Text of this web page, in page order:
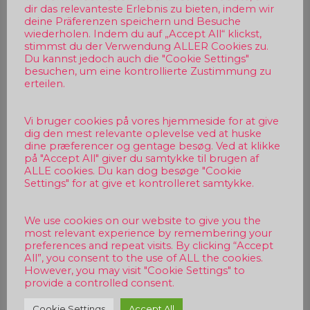
Beitragsnavigation
dir das relevanteste Erlebnis zu bieten, indem wir
deine Präferenzen speichern und Besuche
wiederholen. Indem du auf „Accept All“ klickst,
stimmst du der Verwendung ALLER Cookies zu.
Du kannst jedoch auch die "Cookie Settings"
besuchen, um eine kontrollierte Zustimmung zu
erteilen.
Vi bruger cookies på vores hjemmeside for at give
dig den mest relevante oplevelse ved at huske
dine præferencer og gentage besøg. Ved at klikke
på "Accept All" giver du samtykke til brugen af
ALLE cookies. Du kan dog besøge "Cookie
Settings" for at give et kontrolleret samtykke.
We use cookies on our website to give you the
most relevant experience by remembering your
preferences and repeat visits. By clicking “Accept
All”, you consent to the use of ALL the cookies.
However, you may visit "Cookie Settings" to
provide a controlled consent.